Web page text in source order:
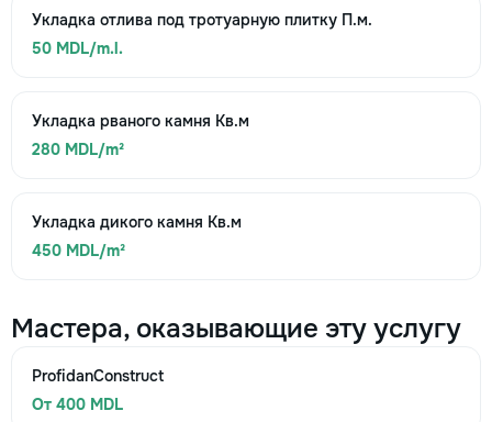
Укладка отлива под тротуарную плитку П.м.
50 MDL/m.l.
Укладка рваного камня Кв.м
280 MDL/m²
Укладка дикого камня Кв.м
450 MDL/m²
Мастера, оказывающие эту услугу
ProfidanConstruct
От 400 MDL